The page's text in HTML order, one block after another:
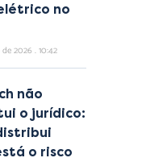
no
2026 10:42
não
o jurídico:
o risco